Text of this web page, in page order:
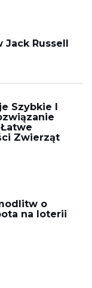
Jack Russell
Szybkie I
Zwierząt
o
na loterii